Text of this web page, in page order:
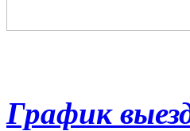
График